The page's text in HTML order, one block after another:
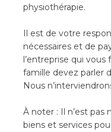
physiothérapie.
Il est de votre
nécessaires et de
l’entreprise qui
famille devez parler
Nous
À noter : Il n’est pas
biens et services